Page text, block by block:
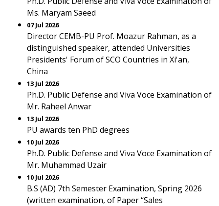
Ms. Maryam Saeed
07 Jul 2026
Director CEMB-PU Prof. Moazur Rahman, as a
distinguished speaker, attended Universities
Presidents' Forum of SCO Countries in Xi'an,
China
13 Jul 2026
Ph.D. Public Defense and Viva Voce Examination of
Mr. Raheel Anwar
13 Jul 2026
PU awards ten PhD degrees
10 Jul 2026
Ph.D. Public Defense and Viva Voce Examination of
Mr. Muhammad Uzair
10 Jul 2026
B.S (AD) 7th Semester Examination, Spring 2026
(written examination, of Paper “Sales